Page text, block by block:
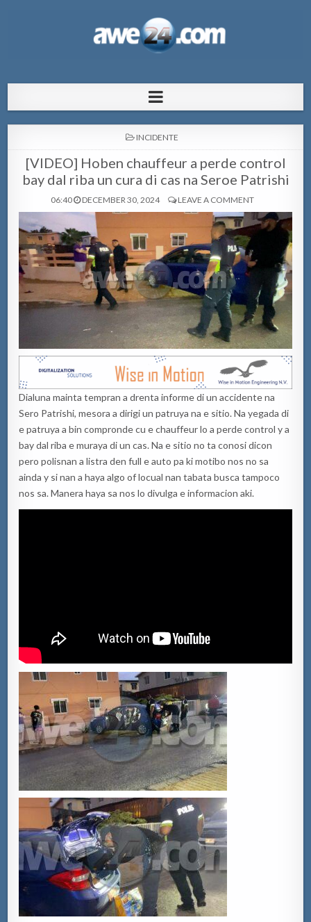
pa Aruba
POSTED
INCIDENTE
[VIDEO] Hoben chauffeur a perde control
bay dal riba un cura di cas na Seroe Patrishi
06:40 DECEMBER 30, 2024 LEAVE A COMMENT
Dialuna mainta tempran a drenta informe di un accidente na
Sero Patrishi, mesora a dirigi un patruya na e sitio. Na yegada di
e patruya a bin compronde cu e chauffeur lo a perde control y a
bay dal riba e muraya di un cas. Na e sitio no ta conosi dicon
pero polisnan a listra den full e auto pa ki motibo nos no sa
ainda y si nan a haya algo of locual nan tabata busca tampoco
nos sa. Manera haya sa nos lo divulga e informacion aki.